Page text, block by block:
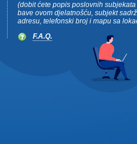
(dobit ćete popis poslovnih
bave ovom djelatnošću, subjekt
adresu, telefonski broj i mapu sa
F.A.Q.